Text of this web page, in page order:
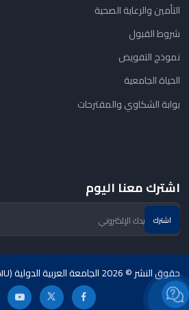
التأمين والرعاية الصحية
شروط القبول
نموذج التفويض
الحياة الجامعية
بوابة الشكاوي والمقترحات
اشترك معنا اليوم
حقوق النشر © 2026 الجامعة العربية الدولية (AIU). جميع الحقوق محفوظة.